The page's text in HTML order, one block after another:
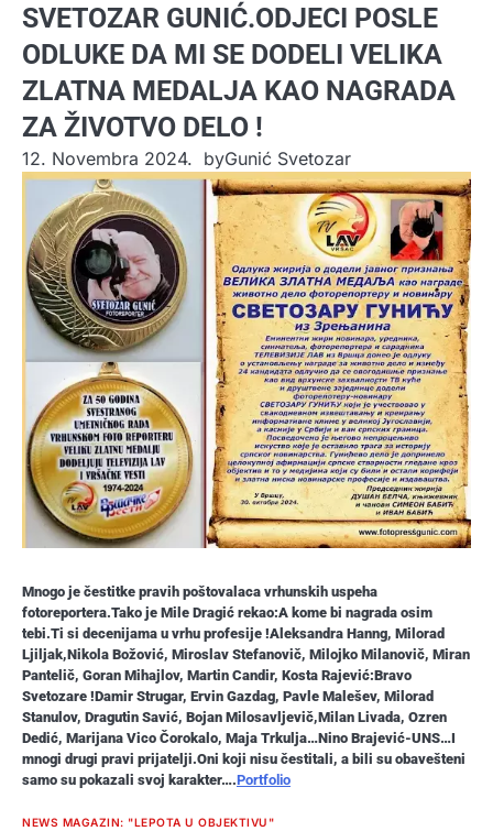
SVETOZAR GUNIĆ.ODJECI POSLE
ODLUKE DA MI SE DODELI VELIKA
ZLATNA MEDALJA KAO NAGRADA
ZA ŽIVOTVO DELO !
12. Novembra 2024. byGunić Svetozar
Mnogo je čestitke pravih poštovalaca vrhunskih uspeha
fotoreportera.Tako je Mile Dragić rekao:A kome bi nagrada osim
tebi.Ti si decenijama u vrhu profesije !Aleksandra Hanng, Milorad
Ljiljak,Nikola Božović, Miroslav Stefanovič, Milojko Milanovič, Miran
Pantelič, Goran Mihajlov, Martin Candir, Kosta Rajević:Bravo
Svetozare !Damir Strugar, Ervin Gazdag, Pavle Malešev, Milorad
Stanulov, Dragutin Savić, Bojan Milosavljevič,Milan Livada, Ozren
Dedić, Marijana Vico Čorokalo, Maja Trkulja…Nino Brajević-UNS…I
mnogi drugi pravi prijatelji.Oni koji nisu čestitali, a bili su obavešteni
samo su pokazali svoj karakter….Portfolio
NEWS MAGAZIN: "LEPOTA U OBJEKTIVU"